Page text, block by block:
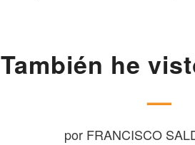
También he
—
por FRANCISCO